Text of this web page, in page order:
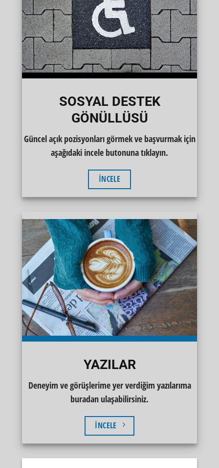
SOSYAL DESTEK
GÖNÜLLÜSÜ
Güncel açık pozisyonları görmek ve başvurmak için
aşağıdaki incele butonuna tıklayın.
İNCELE
YAZILAR
Deneyim ve görüşlerime yer verdiğim yazılarıma
buradan ulaşabilirsiniz.
İNCELE